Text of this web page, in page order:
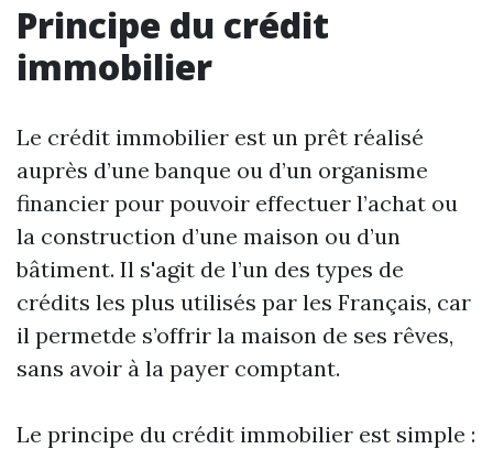
Principe du crédit
immobilier
Le crédit immobilier est un prêt réalisé
auprès d’une banque ou d’un organisme
financier pour pouvoir effectuer l’achat ou
la construction d’une maison ou d’un
bâtiment. Il s'agit de l’un des types de
crédits les plus utilisés par les Français, car
il permetde s’offrir la maison de ses rêves,
sans avoir à la payer comptant.
Le principe du crédit immobilier est simple :